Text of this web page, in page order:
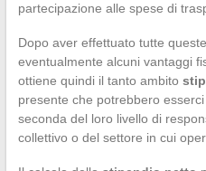
partecipazione alle spese di
Dopo aver effettuato tutte
eventualmente alcuni vantaggi
ottiene quindi il tanto ambito
presente che potrebbero
seconda del loro livello di
collettivo o del settore in cui